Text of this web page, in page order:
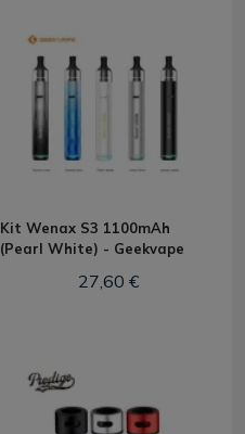
Kit Wenax S3 1100mAh
(Pearl White) - Geekvape
27,60 €